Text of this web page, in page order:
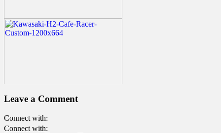
Leave a Comment
Connect with:
Connect with: